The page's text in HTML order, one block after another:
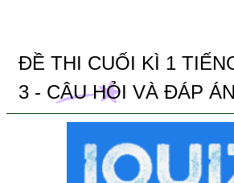
ĐỀ THI CUỐI KÌ 1
3 - CÂU HỎI VÀ ĐÁP